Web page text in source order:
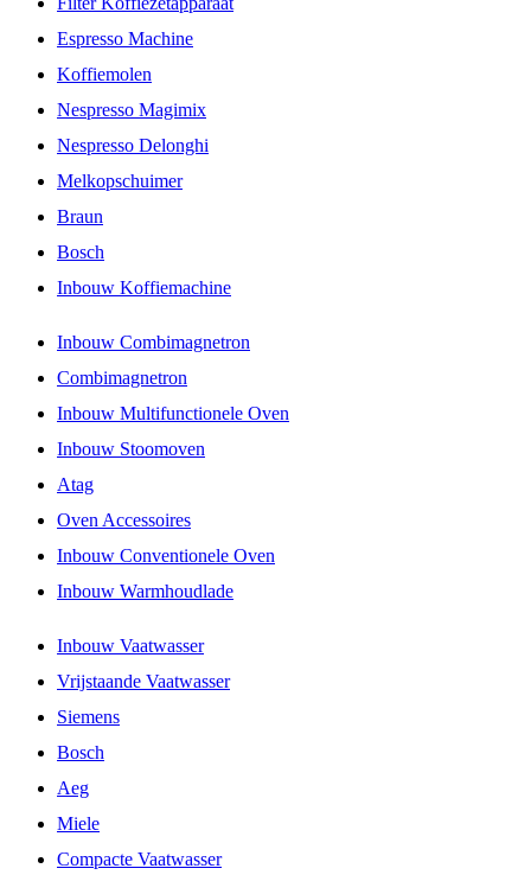
Espresso Machine
Koffiemolen
Nespresso Magimix
Nespresso Delonghi
Melkopschuimer
Braun
Bosch
Inbouw Koffiemachine
Inbouw Combimagnetron
Combimagnetron
Inbouw Multifunctionele Oven
Inbouw Stoomoven
Atag
Oven Accessoires
Inbouw Conventionele Oven
Inbouw Warmhoudlade
Inbouw Vaatwasser
Vrijstaande Vaatwasser
Siemens
Bosch
Aeg
Miele
Compacte Vaatwasser